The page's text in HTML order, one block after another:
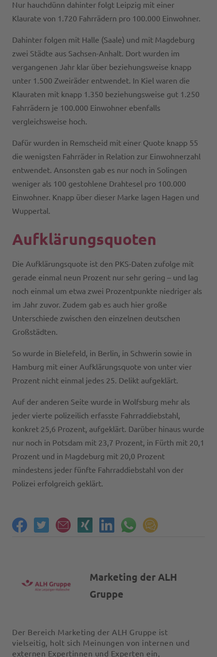
Nur hauchdünn dahinter folgt Leipzig mit einer
Klaurate von 1.720 Fahrrädern pro 100.000 Einwohner.
Dahinter folgen mit Halle (Saale) und mit Magdeburg
zwei Städte aus Sachsen-Anhalt. Dort wurden im
vergangenen Jahr klar über beziehungsweise knapp
unter 1.500 Zweiräder entwendet. In Kiel waren die
Klauraten mit knapp 1.350 beziehungsweise gut 1.250
Fahrrädern je 100.000 Einwohner ebenfalls
vergleichsweise hoch.
Dafür wurden in Remscheid mit einer Quote knapp 55
die wenigsten Fahrräder in Relation zur Einwohnerzahl
entwendet. Ansonsten gab es nur noch in Solingen
weniger als 100 gestohlene Drahtesel pro 100.000
Einwohner. Knapp über dieser Marke lagen Hagen und
Wuppertal.
Aufklärungsquoten
Die Aufklärungsquote ist den PKS-Daten zufolge mit
gerade einmal neun Prozent nur sehr gering – und lag
noch einmal um etwa zwei Prozentpunkte niedriger als
im Jahr zuvor. Zudem gab es auch hier große
Unterschiede zwischen den einzelnen deutschen
Großstädten.
So wurde in Bielefeld, in Berlin, in Schwerin sowie in
Hamburg mit einer Aufklärungsquote von unter vier
Prozent nicht einmal jedes 25. Delikt aufgeklärt.
Auf der anderen Seite wurde in Wolfsburg mehr als
jeder vierte polizeilich erfasste Fahrraddiebstahl,
konkret 25,6 Prozent, aufgeklärt. Darüber hinaus wurde
nur noch in Potsdam mit 23,7 Prozent, in Fürth mit 20,1
Prozent und in Magdeburg mit 20,0 Prozent
mindestens jeder fünfte Fahrraddiebstahl von der
Polizei erfolgreich geklärt.
Marketing der ALH
Gruppe
Der Bereich Marketing der ALH Gruppe ist
vielseitig, holt sich Meinungen von internen und
externen Expertinnen und Experten ein,